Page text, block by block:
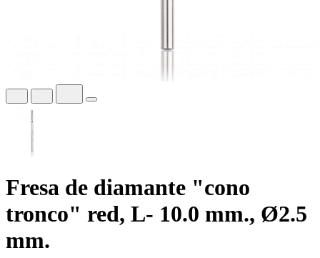
Fresa de diamante "cono
tronco" red, L- 10.0 mm., Ø2.5
mm.